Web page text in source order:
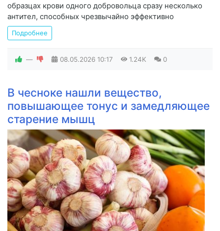
образцах крови одного добровольца сразу несколько
антител, способных чрезвычайно эффективно
Подробнее
— 08.05.2026 10:17 1.24K 0
В чесноке нашли вещество,
повышающее тонус и замедляющее
старение мышц